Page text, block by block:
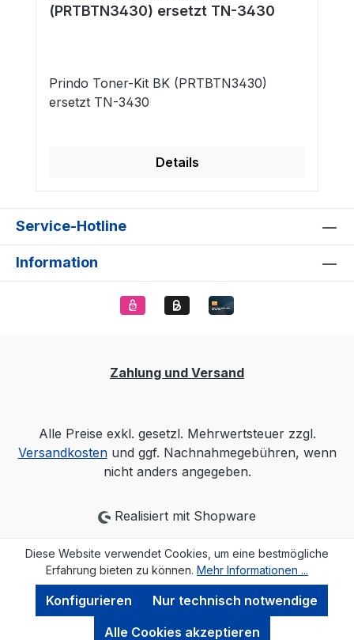
(PRTBTN3430) ersetzt TN-3430
Prindo Toner-Kit BK (PRTBTN3430)
ersetzt TN-3430
Details
Service-Hotline
Information
Zahlung und Versand
Alle Preise exkl. gesetzl. Mehrwertsteuer zzgl.
Versandkostenund ggf. Nachnahmegebühren, wenn
nicht anders angegeben.
Realisiert mit Shopware
Diese Website verwendet Cookies, um eine bestmögliche
Erfahrung bieten zu können. Mehr Informationen ...
Nur technisch notwendige
Konfigurieren
Alle Cookies akzeptieren